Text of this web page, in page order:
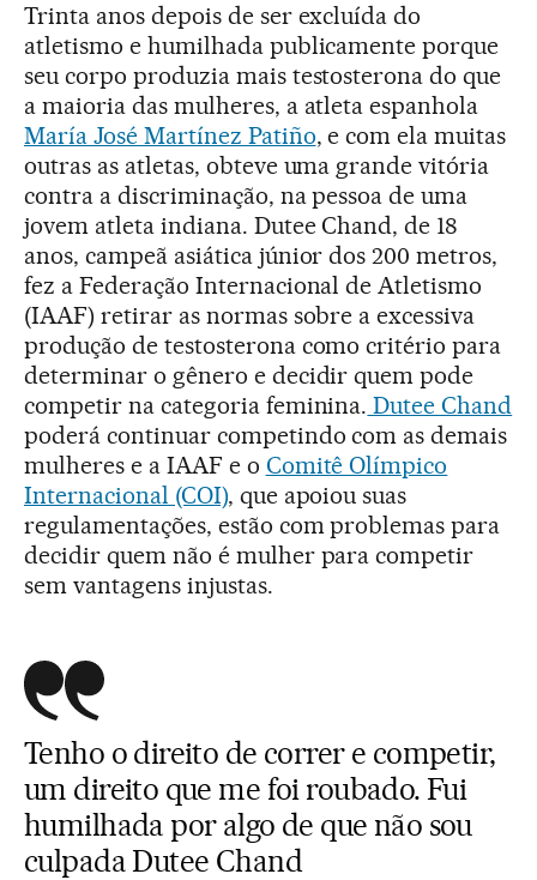
Trinta anos depois de ser excluída do
atletismo e humilhada publicamente porque
seu corpo produzia mais testosterona do que
a maioria das mulheres, a atleta espanhola
María José Martínez Patiño, e com ela muitas
outras as atletas, obteve uma grande vitória
contra a discriminação, na pessoa de uma
jovem atleta indiana. Dutee Chand, de 18
anos, campeã asiática júnior dos 200 metros,
fez a Federação Internacional de Atletismo
(IAAF) retirar as normas sobre a excessiva
produção de testosterona como critério para
determinar o gênero e decidir quem pode
competir na categoria feminina. Dutee Chand
poderá continuar competindo com as demais
mulheres e a IAAF e o Comitê Olímpico
Internacional (COI), que apoiou suas
regulamentações, estão com problemas para
decidir quem não é mulher para competir
sem vantagens injustas.
Tenho o direito de correr e competir,
um direito que me foi roubado. Fui
humilhada por algo de que não sou
culpada Dutee Chand